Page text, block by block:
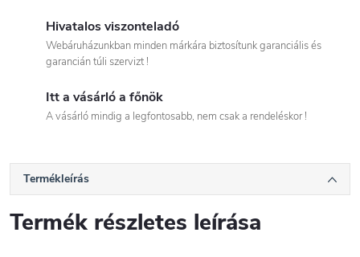
Hivatalos viszonteladó
Webáruházunkban minden márkára biztosítunk garanciális és
garancián túli szervizt !
Itt a vásárló a főnök
A vásárló mindig a legfontosabb, nem csak a rendeléskor !
Termékleírás
Termék részletes leírása